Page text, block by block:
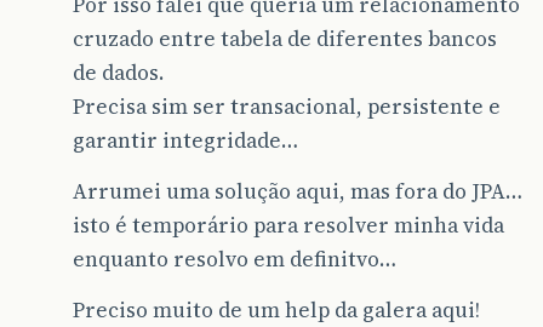
cruzado entre tabela de diferentes bancos
de dados.
Precisa sim ser transacional, persistente e
garantir integridade…
Arrumei uma solução aqui, mas fora do JPA…
isto é temporário para resolver minha vida
enquanto resolvo em definitvo…
Preciso muito de um help da galera aqui!